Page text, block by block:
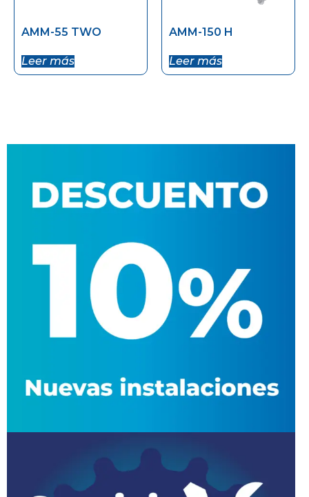
AMM-55 TWO
Leer más
AMM-150 H
Leer más